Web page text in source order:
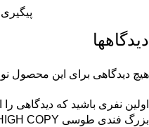
دیدگاهها
هیچ دیدگاهی برای این محصول
اولین نفری باشید که دیدگاهی
بزرگ فندی طوسی HIGH COPY”